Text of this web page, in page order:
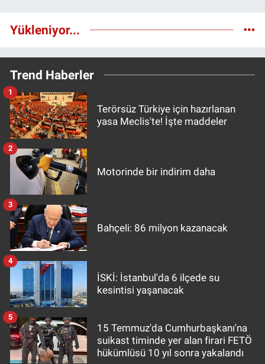
Yükleniyor...
Trend Haberler
Terörsüz Türkiye için hazırlanan
yasa Meclis'te! İşte maddeler
1
Motorinde bir indirim daha
2
Bahçeli: 86 milyon kazanacak
3
İSKİ: İstanbul'da 6 ilçede su
kesintisi yaşanacak
4
15 Temmuz'da Cumhurbaşkanı'na
suikast timinde yer alan firari FETÖ
hükümlüsü 10 yıl sonra yakalandı
5